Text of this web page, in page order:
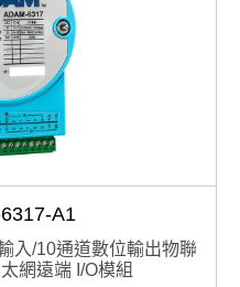
A1
入/10通道數位輸出物聯
網遠端 I/O模組